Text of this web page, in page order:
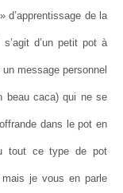
d’apprentissage de la
d’un petit pot à
message personnel
beau caca) qui ne se
dans le pot en
tout ce type de pot
je vous en parle